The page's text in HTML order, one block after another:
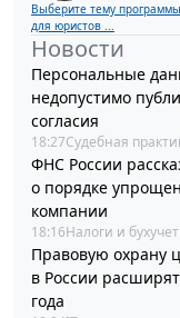
Выберите тему
для юристов ...
Новости
Персональные
недопустимо
согласия
18:27Судебная
ФНС России
о порядке
компании
18:16Налоги и бухучет
Правовую охрану
в России
года